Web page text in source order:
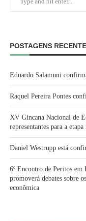
POSTAGENS
Eduardo Salamuni
Raquel Pereira Pontes
XV Gincana Nacional de
representantes para a
Daniel Westrupp está
6º Encontro de Peritos em
promoverá debates sobre
econômica